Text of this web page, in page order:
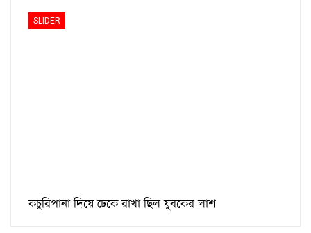
SLIDER
কচুরিপানা দিয়ে ঢেকে রাখা ছিল যুবকের লাশ